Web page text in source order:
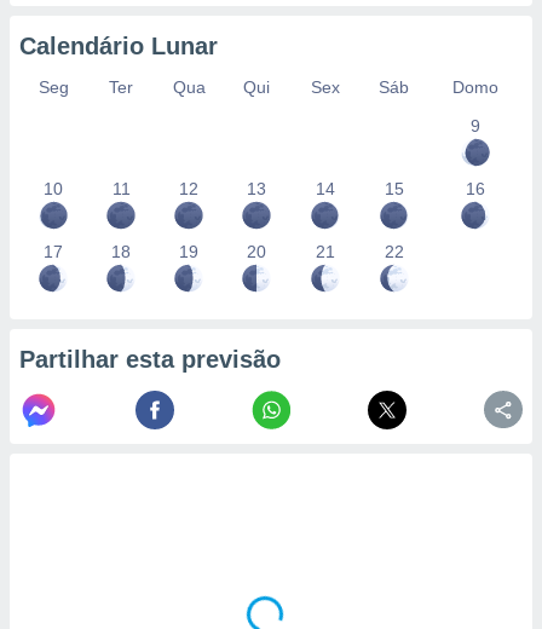
Calendário Lunar
Seg Ter Qua Qui Sex Sáb
Domo
9
10 11 12 13 14 15 16
17 18 19 20 21 22
Partilhar esta previsão